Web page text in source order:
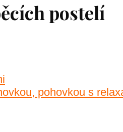
postelí
pohovkou s